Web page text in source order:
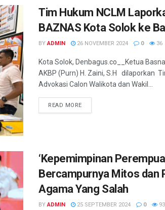
Tim Hukum NCLM
BAZNAS Kota Solok ke
BY ADMIN 26 NOVEMBER 2024 0 36
Kota Solok, Denbagus.co__Ketua
AKBP (Purn) H. Zaini, S.H dilaporkan
Advokasi Calon Walikota dan Wakil...
READ MORE
‘Kepemimpinan
Bercampurnya Mitos dan
Agama Yang Salah
BY ADMIN 25 SEPTEMBER 2024 0 93